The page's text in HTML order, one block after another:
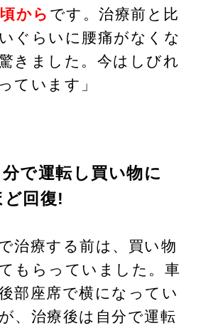
から です。治療前と比
ぐらいに腰痛がなくな
きました。今はしびれ
ています」
で運転し買い物に
回復!
治療する前は、買い物
もらっていました。車
部座席で横になってい
、治療後は自分で運転